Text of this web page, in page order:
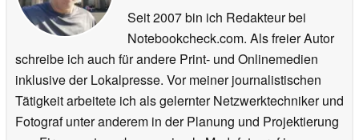
Seit 2007 bin ich Redakteur bei
Notebookcheck.com. Als freier Autor
schreibe ich auch für andere Print- und Onlinemedien
inklusive der Lokalpresse. Vor meiner journalistischen
Tätigkeit arbeitete ich als gelernter Netzwerktechniker und
Fotograf unter anderem in der Planung und Projektierung